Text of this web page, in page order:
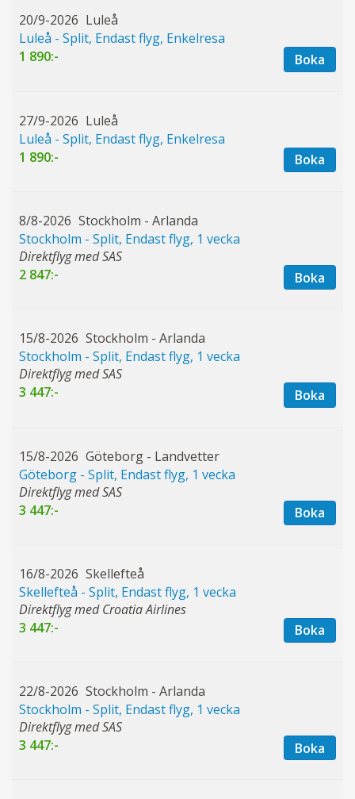
20/9-2026 Luleå
Luleå - Split, Endast flyg, Enkelresa
1 890:-
Boka
27/9-2026 Luleå
Luleå - Split, Endast flyg, Enkelresa
1 890:-
Boka
8/8-2026 Stockholm - Arlanda
Stockholm - Split, Endast flyg, 1 vecka
Direktflyg med SAS
2 847:-
Boka
15/8-2026 Stockholm - Arlanda
Stockholm - Split, Endast flyg, 1 vecka
Direktflyg med SAS
3 447:-
Boka
15/8-2026 Göteborg - Landvetter
Göteborg - Split, Endast flyg, 1 vecka
Direktflyg med SAS
3 447:-
Boka
16/8-2026 Skellefteå
Skellefteå - Split, Endast flyg, 1 vecka
Direktflyg med Croatia Airlines
3 447:-
Boka
22/8-2026 Stockholm - Arlanda
Stockholm - Split, Endast flyg, 1 vecka
Direktflyg med SAS
3 447:-
Boka